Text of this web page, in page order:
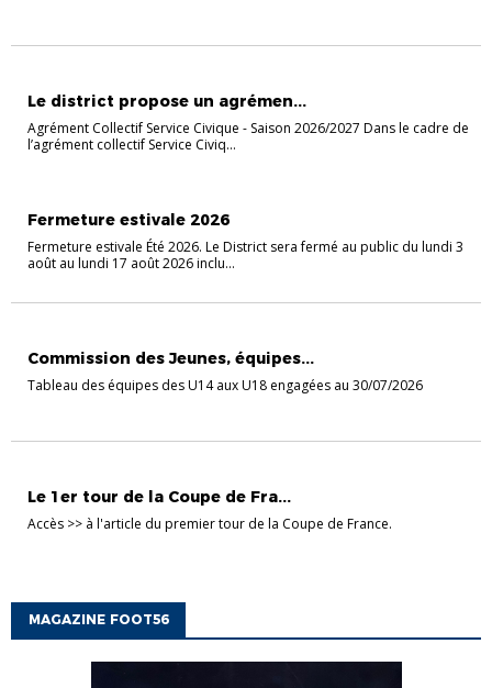
Le district propose un agrémen...
Agrément Collectif Service Civique - Saison 2026/2027 Dans le cadre de
l’agrément collectif Service Civiq...
Fermeture estivale 2026
Fermeture estivale Été 2026. Le District sera fermé au public du lundi 3
août au lundi 17 août 2026 inclu...
Commission des Jeunes, équipes...
Tableau des équipes des U14 aux U18 engagées au 30/07/2026
Le 1er tour de la Coupe de Fra...
Accès >> à l'article du premier tour de la Coupe de France.
MAGAZINE FOOT56